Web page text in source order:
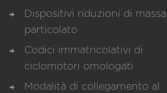
Dispositivi riduzioni di massa
particolato
Codici immatricolativi di
ciclomotori omologati
Modalità di collegamento al